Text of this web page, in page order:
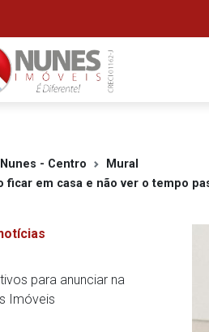
- Centro
Mural
ficar em casa e não ver o tempo
para anunciar na
Imóveis